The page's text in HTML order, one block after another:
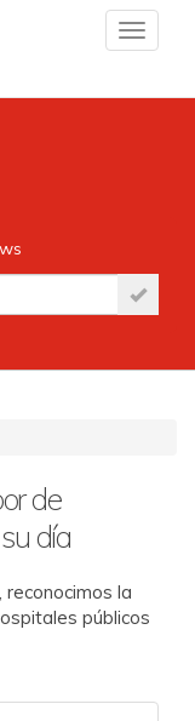
Toggle
de
día
reconocimos la
públicos